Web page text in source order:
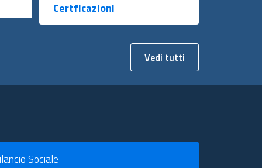
Certficazioni
Vedi tutti
Sociale